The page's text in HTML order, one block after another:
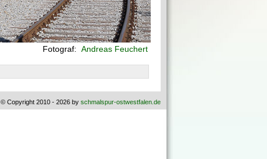
Fotograf: Andreas Feuchert
© Copyright 2010 - 2026 by schmalspur-ostwestfalen.de